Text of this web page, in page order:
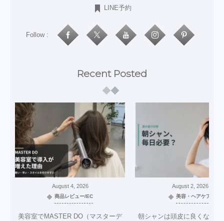
LINE予約
Follow :
Recent Posted
August 4, 2026
商品レビュー/EC
美容室でMASTER DO（マスターデ
August 2, 2026
美容・ヘアケア
朝シャンは頭皮に良くない？